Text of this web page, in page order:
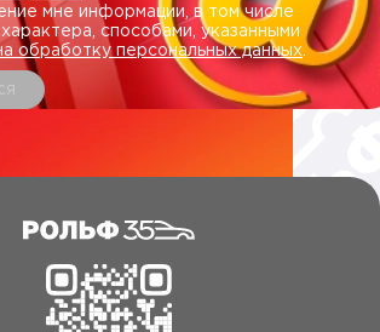
мне информации, в том числе
способами, указанными
обработку персональных данных